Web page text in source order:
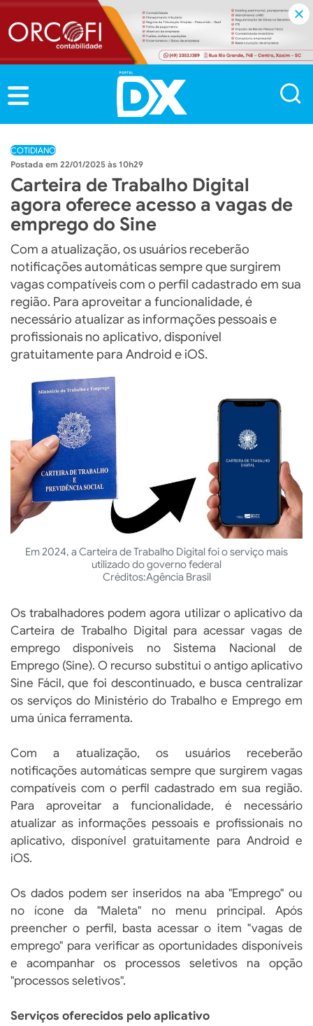
COTIDIANO
22/01/2025 às 10h29
Carteira de Trabalho Digital
agora oferece acesso a vagas de
emprego do Sine
Com a atualização, os usuários receberão
notificações automáticas sempre que surgirem
vagas compatíveis com o perfil cadastrado em sua
região. Para aproveitar a funcionalidade, é
necessário atualizar as informações pessoais e
profissionais no aplicativo, disponível
gratuitamente para Android e iOS.
Em 2024, a Carteira de Trabalho Digital foi o serviço mais
utilizado do governo federal
Créditos:Agência Brasil
Os trabalhadores podem agora utilizar o aplicativo da
Carteira de Trabalho Digital para acessar vagas de
emprego disponíveis no Sistema Nacional de
Emprego (Sine). O recurso substitui o antigo aplicativo
Sine Fácil, que foi descontinuado, e busca centralizar
os serviços do Ministério do Trabalho e Emprego em
uma única ferramenta.
Com a atualização, os usuários receberão
notificações automáticas sempre que surgirem vagas
compatíveis com o perfil cadastrado em sua região.
Para aproveitar a funcionalidade, é necessário
atualizar as informações pessoais e profissionais no
aplicativo, disponível gratuitamente para Android e
iOS.
Os dados podem ser inseridos na aba "Emprego" ou
no ícone da "Maleta" no menu principal. Após
preencher o perfil, basta acessar o item "vagas de
emprego" para verificar as oportunidades disponíveis
e acompanhar os processos seletivos na opção
"processos seletivos".
Serviços oferecidos pelo aplicativo